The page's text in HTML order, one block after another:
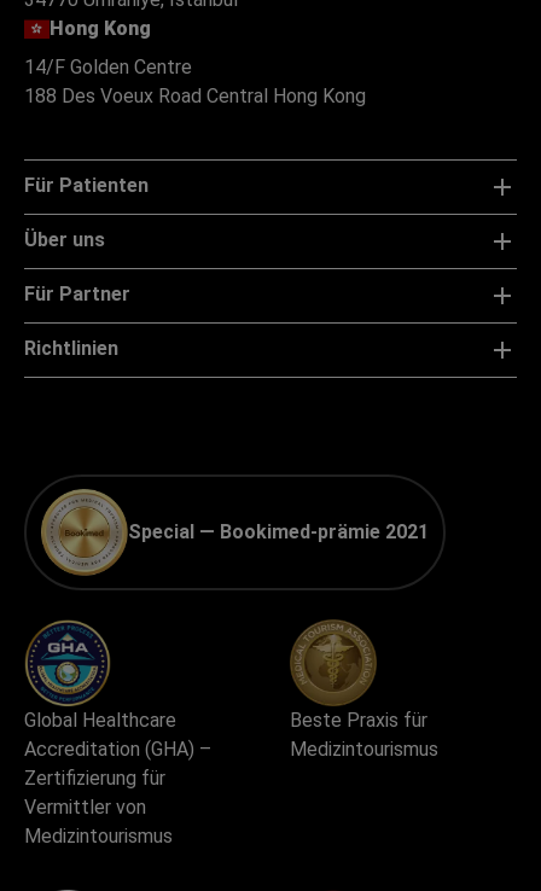
Hong Kong
14/F Golden Centre
188 Des Voeux Road Central Hong Kong
Für Patienten
Über uns
Für Partner
Richtlinien
Special — Bookimed-prämie 2021
Global Healthcare
Accreditation (GHA) –
Zertifizierung für
Vermittler von
Medizintourismus
Beste Praxis für
Medizintourismus